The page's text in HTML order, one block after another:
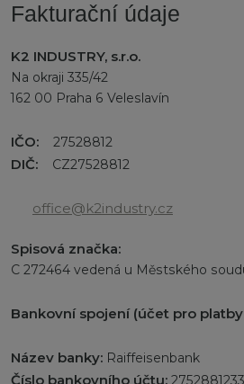
Fakturační údaje
K2 INDUSTRY, s.r.o.
Na okraji 335/42
162 00 Praha 6 Veleslavín
IČO: 27528812
DIČ: CZ27528812
office@k2industry.cz
Spisová značka:
C 272464 vedená u Městského
Bankovní spojení (účet pro platby
Název banky: Raiffeisenbank
Číslo bankovního účtu: